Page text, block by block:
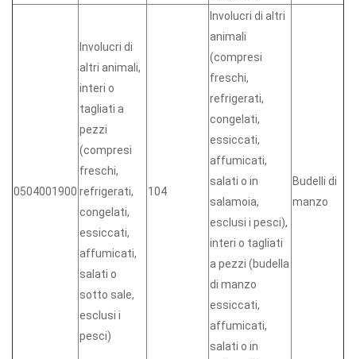
0504001900
Involucri di
altri animali,
interi o
tagliati a
pezzi
(compresi
freschi,
refrigerati,
congelati,
essiccati,
affumicati,
salati o
sotto sale,
esclusi i
pesci)
104
Involucri di altri
animali
(compresi
freschi,
refrigerati,
congelati,
essiccati,
affumicati,
salati o in
salamoia,
esclusi i pesci),
interi o tagliati
a pezzi (budella
di manzo
essiccati,
affumicati,
salati o in
Budelli di
manzo